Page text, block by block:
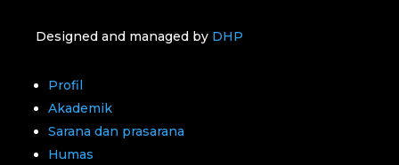
Designed and managed by DHP
Profil
Akademik
Sarana dan prasarana
Humas